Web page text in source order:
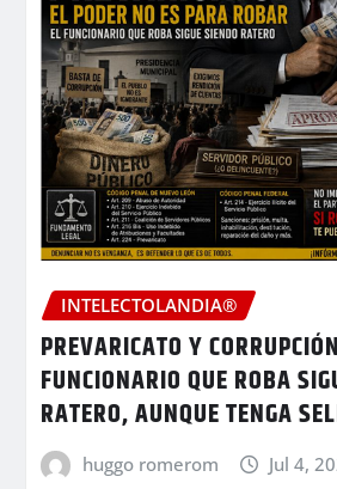
INTELECTOLANDIA®
PREVARICATO Y
FUNCIONARIO QUE ROBA
RATERO, AUNQUE TENGA
huggo romerom Jul 4,